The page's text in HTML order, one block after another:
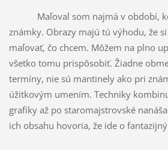
Maľoval som najmä v období,
známky. Obrazy majú tú výhodu, že
maľovať, čo chcem. Môžem na plno
všetko tomu prispôsobiť. Žiadne
termíny, nie sú mantinely ako pri
úžitkovým umením. Techniky
grafiky až po staromajstrovské
ich obsahu hovoria, že ide o